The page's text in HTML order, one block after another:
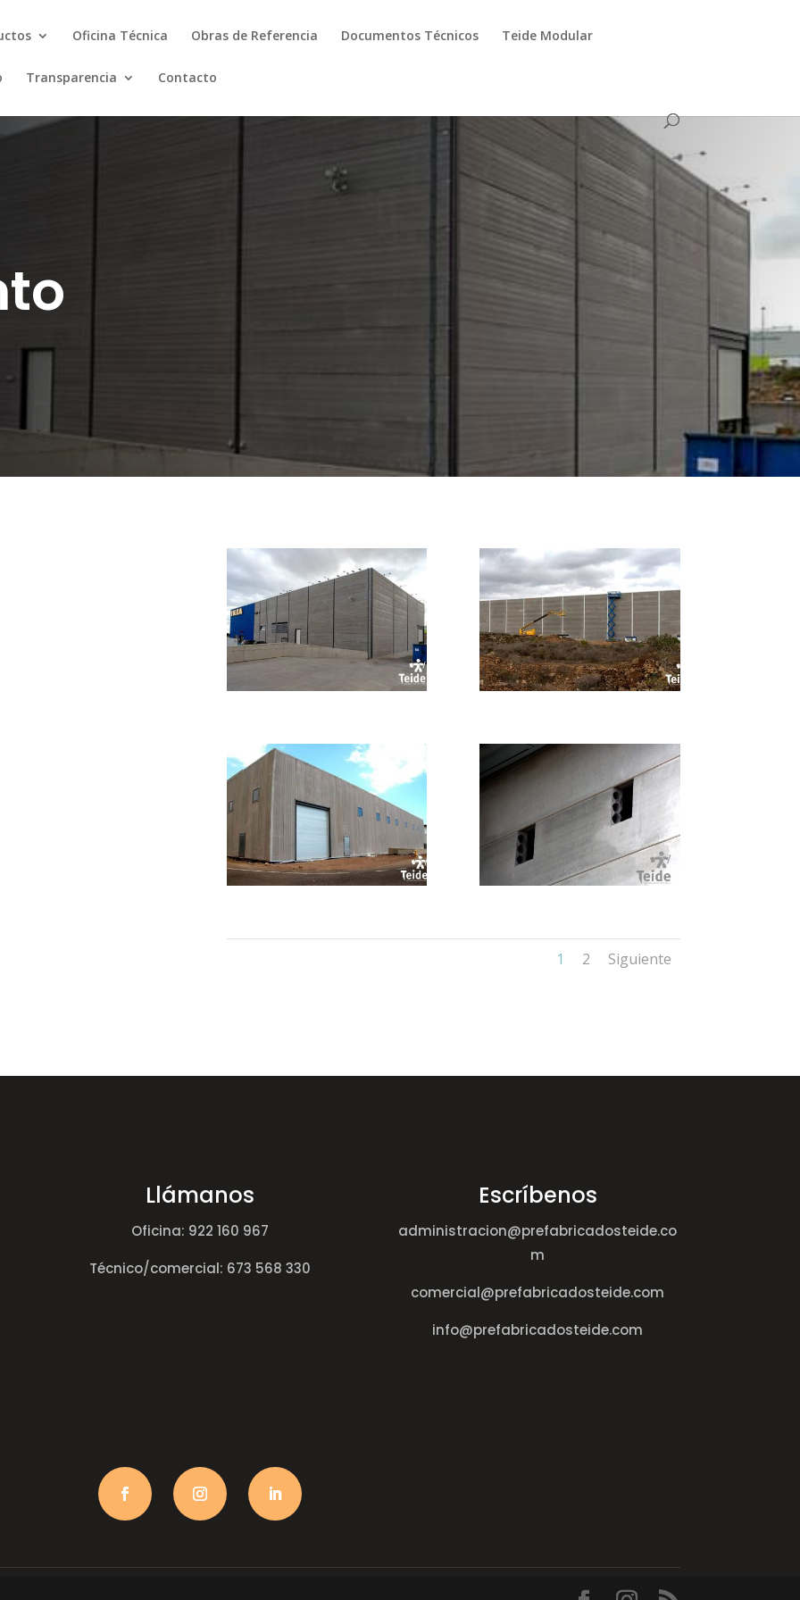
Oficina Técnica Obras de Referencia Documentos Técnicos Teide Modular
Transparencia Contacto
1 2 Siguiente
Llámanos
Oficina: 922 160 967
Técnico/comercial: 673 568 330
Escríbenos
administracion@prefabricadosteide.co
m
comercial@prefabricadosteide.com
info@prefabricadosteide.com